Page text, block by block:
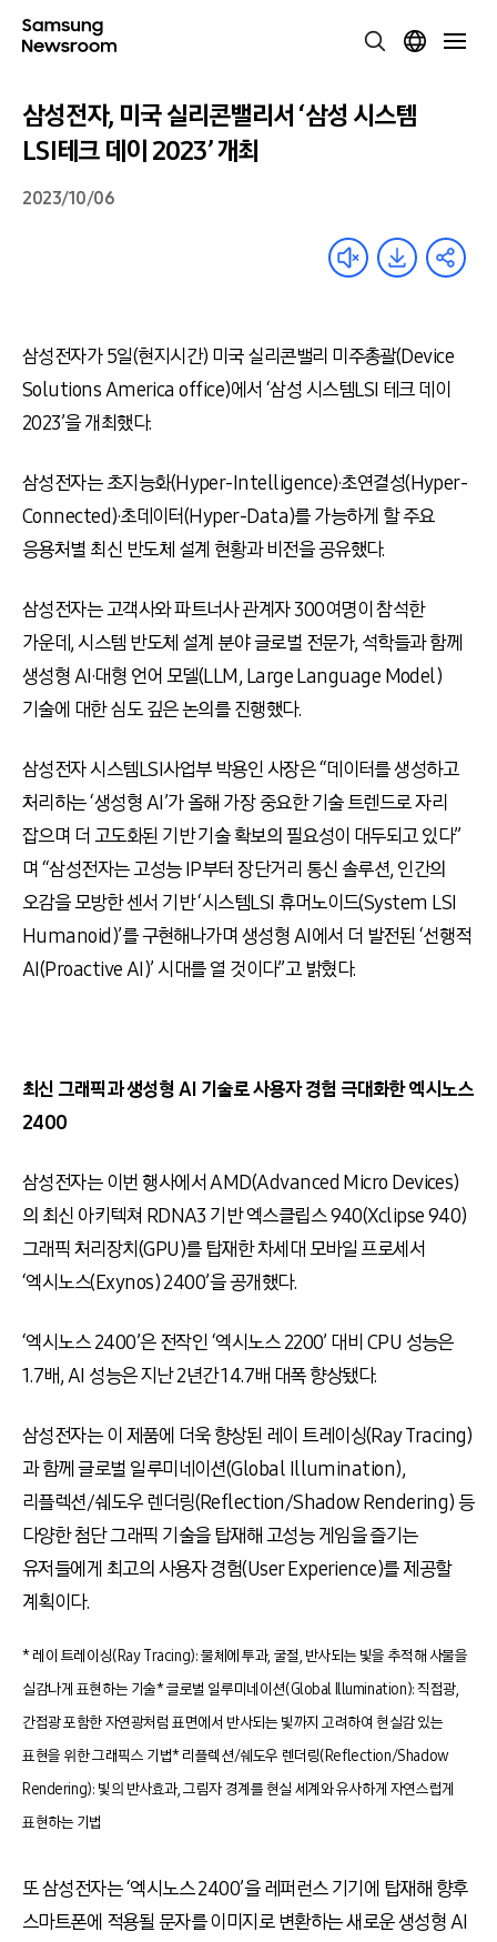
삼성전자, 미국 실리콘밸리서 ‘삼성 시스템
LSI테크 데이 2023’ 개최
2023/10/06
삼성전자가 5일(현지시간) 미국 실리콘밸리 미주총괄(Device
Solutions America office)에서 ‘삼성 시스템LSI 테크 데이
2023’을 개최했다.
삼성전자는 초지능화(Hyper-Intelligence)·초연결성(Hyper-
Connected)·초데이터(Hyper-Data)를 가능하게 할 주요
응용처별 최신 반도체 설계 현황과 비전을 공유했다.
삼성전자는 고객사와 파트너사 관계자 300여명이 참석한
가운데, 시스템 반도체 설계 분야 글로벌 전문가, 석학들과 함께
생성형 AI·대형 언어 모델(LLM, Large Language Model)
기술에 대한 심도 깊은 논의를 진행했다.
삼성전자 시스템LSI사업부 박용인 사장은 “데이터를 생성하고
처리하는 ‘생성형 AI’가 올해 가장 중요한 기술 트렌드로 자리
잡으며 더 고도화된 기반 기술 확보의 필요성이 대두되고 있다”
며 “삼성전자는 고성능 IP부터 장단거리 통신 솔루션, 인간의
오감을 모방한 센서 기반 ‘시스템LSI 휴머노이드(System LSI
Humanoid)’를 구현해나가며 생성형 AI에서 더 발전된 ‘선행적
AI(Proactive AI)’ 시대를 열 것이다”고 밝혔다.
최신 그래픽과 생성형 AI 기술로 사용자 경험 극대화한 엑시노스
2400
삼성전자는 이번 행사에서 AMD(Advanced Micro Devices)
의 최신 아키텍쳐 RDNA3 기반 엑스클립스 940(Xclipse 940)
그래픽 처리장치(GPU)를 탑재한 차세대 모바일 프로세서
‘엑시노스(Exynos) 2400’을 공개했다.
‘엑시노스 2400’은 전작인 ‘엑시노스 2200’ 대비 CPU 성능은
1.7배, AI 성능은 지난 2년간 14.7배 대폭 향상됐다.
삼성전자는 이 제품에 더욱 향상된 레이 트레이싱(Ray Tracing)
과 함께 글로벌 일루미네이션(Global Illumination),
리플렉션/쉐도우 렌더링(Reflection/Shadow Rendering) 등
다양한 첨단 그래픽 기술을 탑재해 고성능 게임을 즐기는
유저들에게 최고의 사용자 경험(User Experience)를 제공할
계획이다.
* 레이 트레이싱(Ray Tracing): 물체에 투과, 굴절, 반사되는 빛을 추적해 사물을
실감나게 표현하는 기술* 글로벌 일루미네이션(Global Illumination): 직접광,
간접광 포함한 자연광처럼 표면에서 반사되는 빛까지 고려하여 현실감 있는
표현을 위한 그래픽스 기법* 리플렉션/쉐도우 렌더링(Reflection/Shadow
Rendering): 빛의 반사효과, 그림자 경계를 현실 세계와 유사하게 자연스럽게
표현하는 기법
또 삼성전자는 ‘엑시노스 2400’을 레퍼런스 기기에 탑재해 향후
스마트폰에 적용될 문자를 이미지로 변환하는 새로운 생성형 AI